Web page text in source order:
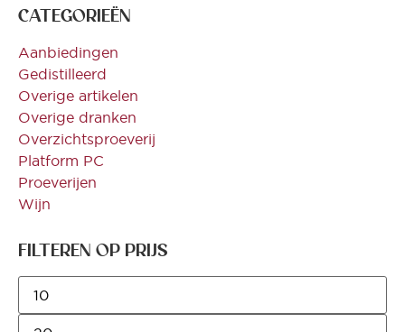
CATEGORIEËN
Aanbiedingen
Gedistilleerd
Overige artikelen
Overige dranken
Overzichtsproeverij
Platform PC
Proeverijen
Wijn
FILTEREN OP PRIJS